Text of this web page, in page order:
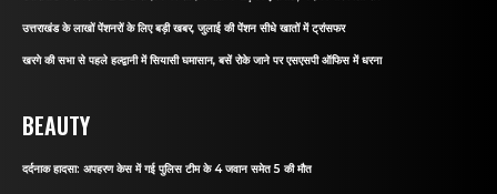
उत्तराखंड के लाखों पेंशनरों के लिए बड़ी खबर, जुलाई की पेंशन सीधे खातों में ट्रांसफर
खरगे की सभा से पहले हल्द्वानी में सियासी घमासान, बसें रोके जाने पर एसएसपी ऑफिस में धरना
BEAUTY
दर्दनाक हादसा: अपहरण केस में गई पुलिस टीम के 4 जवान समेत 5 की मौत